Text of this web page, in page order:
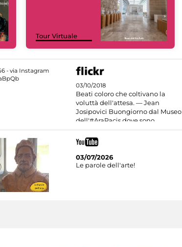
Tour Virtuale
03/10/2018
Beati coloro che coltivano la
voluttà dell'attesa. — Jean
Josipovici Buongiorno dal Museo
dell'#AraPacis dove sono
03/07/2026
Le parole dell'arte!